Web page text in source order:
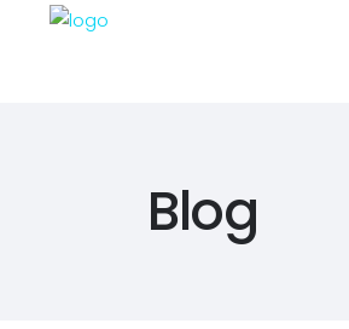
Blog